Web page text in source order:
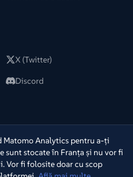
X (Twitter)
Discord
rezervate.─ Dezvoltat de
Analytics pentru a-ți
sunt stocate în Franța și nu vor fi
Vor fi folosite doar cu scop